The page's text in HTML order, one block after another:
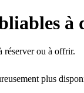
à
réserver ou à offrir.
plus